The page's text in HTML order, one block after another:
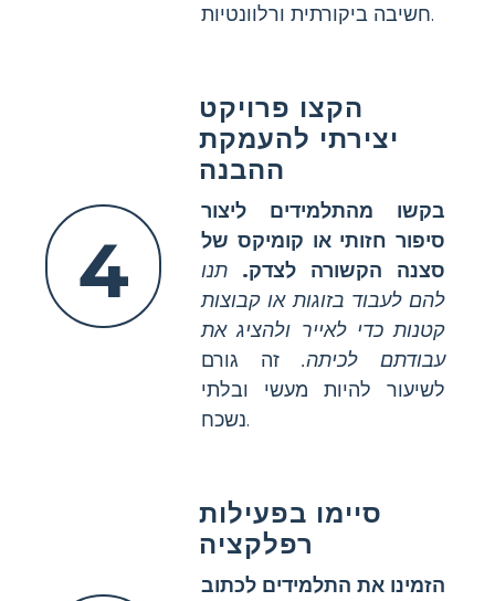
חשיבה ביקורתית ורלוונטיות.
4
הקצו פרויקט
יצירתי להעמקת
ההבנה
בקשו מהתלמידים ליצור
סיפור חזותי או קומיקס של
סצנה הקשורה לצדק.
תנו
להם לעבוד בזוגות או קבוצות
קטנות כדי לאייר ולהציג את
עבודתם לכיתה. זה גורם
לשיעור להיות מעשי ובלתי
נשכח.
סיימו בפעילות
רפלקציה
הזמינו את התלמידים לכתוב